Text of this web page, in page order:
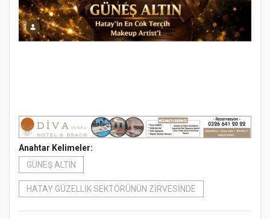
Anahtar Kelimeler:
GÜNEŞ ALTIN
HATAY GÜZELLİK SEKTÖRÜNÜN ZİRVESİNDE